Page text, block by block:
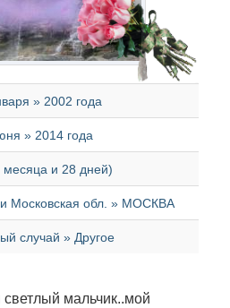
» 2002 года
» 2014 года
месяца и 28 дней)
Московская обл. » МОСКВА
случай » Другое
мальчик..мой